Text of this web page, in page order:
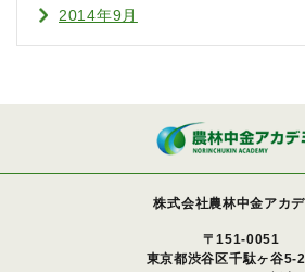
2014年9月
株式会社農林中金アカ
〒151-0051
東京都渋谷区千駄ヶ谷5-